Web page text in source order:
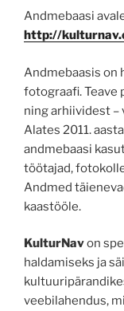
Andmebaasi
http://
Andmebaasis on
fotograafi.
ning arhiividest –
Alates 2011.
andmebaasi
töötajad,
Andmed
kaastööle.
KulturNavon
haldamiseks ja
veebilahendus,